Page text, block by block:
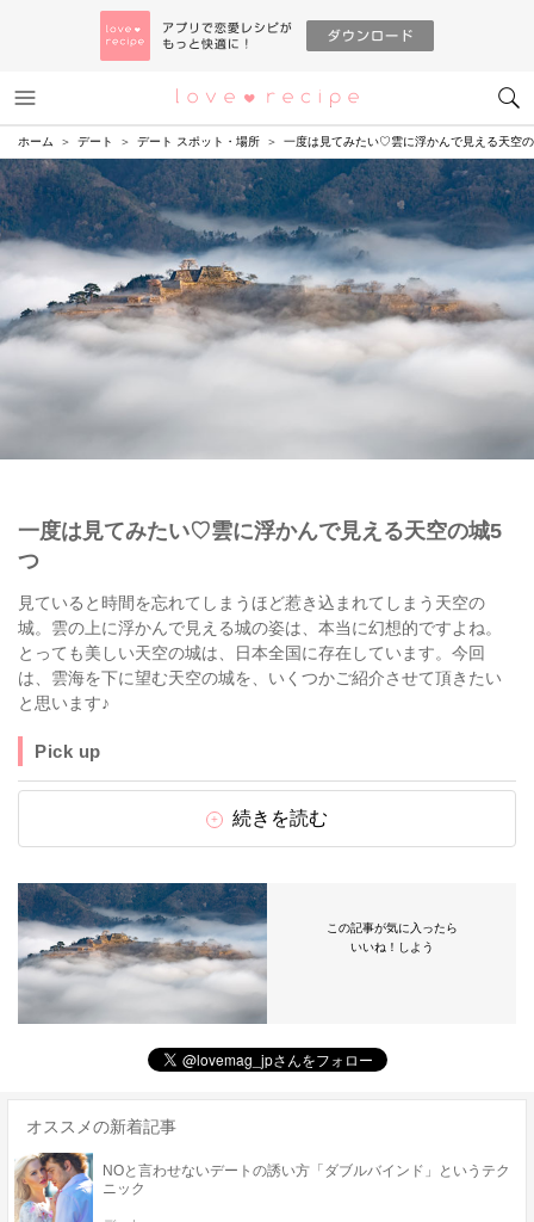
恋愛レシピ
ホーム デート デート スポット・場所 一度は見てみたい♡雲に浮かんで見える天空
一度は見てみたい♡雲に浮かんで見える天空の城5
つ
見ていると時間を忘れてしまうほど惹き込まれてしまう天空の
城。雲の上に浮かんで見える城の姿は、本当に幻想的ですよね。
とっても美しい天空の城は、日本全国に存在しています。今回
は、雲海を下に望む天空の城を、いくつかご紹介させて頂きたい
と思います♪
Pick up
続きを読む
この記事が気に入ったら
いいね！しよう
オススメの新着記事
NOと言わせないデートの誘い方「ダブルバインド」というテク
ニック